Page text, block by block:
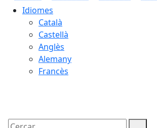
Idiomes
Català
Castellà
Anglès
Alemany
Francès